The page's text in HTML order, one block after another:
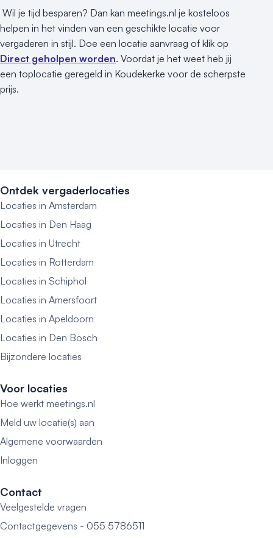
Heisessie
Hotel
Hybride events
Industriële locatie
Kasteel en landgoed
Wil je tijd besparen? Dan kan meetings.nl je kosteloos
helpen in het vinden van een geschikte locatie voor
vergaderen in stijl. Doe een locatie aanvraag of klik op
Direct geholpen worden. Voordat je het weet heb jij
een toplocatie geregeld in Koudekerke voor de scherpste
prijs.
Ontdek vergaderlocaties
Locaties in Amsterdam
Locaties in Den Haag
Locaties in Utrecht
Locaties in Rotterdam
Locaties in Schiphol
Locaties in Amersfoort
Locaties in Apeldoorn
Locaties in Den Bosch
Bijzondere locaties
Voor locaties
Hoe werkt meetings.nl
Meld uw locatie(s) aan
Algemene voorwaarden
Inloggen
Contact
Veelgestelde vragen
Contactgegevens - 055 5786511